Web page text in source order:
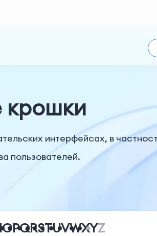
крошки
интерфейсах, в
пользователей.
OPQRSTUVWXYZ